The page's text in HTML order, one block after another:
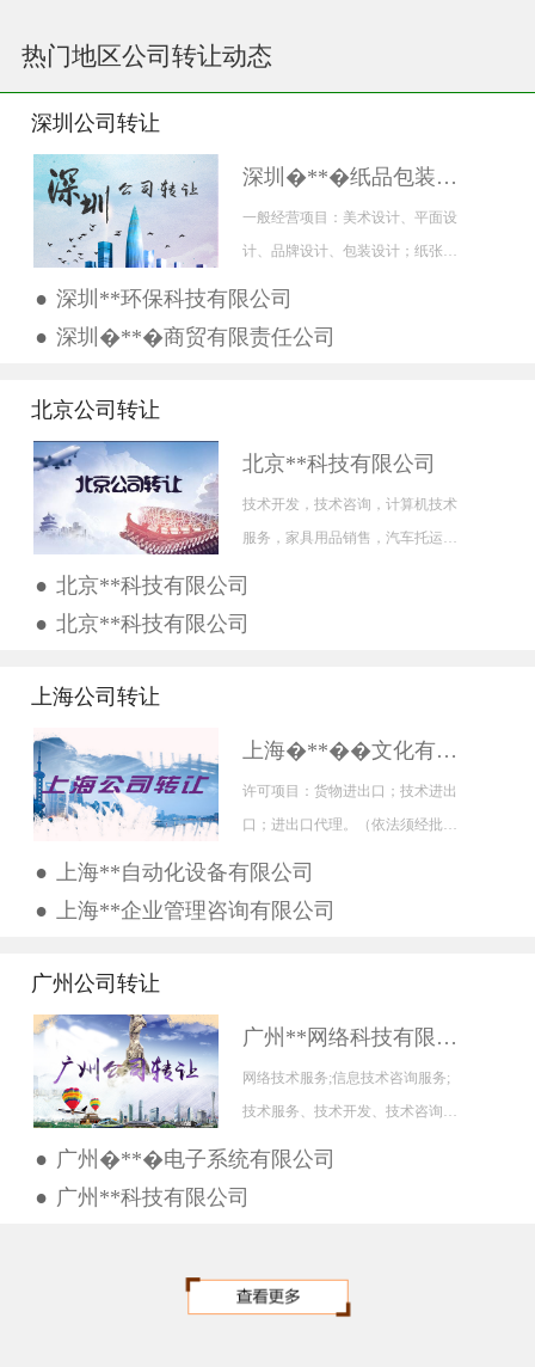
热门地区公司转让动态
深圳公司转让
深圳�**�纸品包装有限公司
一般经营项目：美术设计、平面设
计、品牌设计、包装设计；纸张、
• 深圳**环保科技有限公司
• 深圳�**�商贸有限责任公司
北京公司转让
北京**科技有限公司
技术开发，技术咨询，计算机技术
服务，家具用品销售，汽车托运，
• 北京**科技有限公司
• 北京**科技有限公司
上海公司转让
上海�**��文化有限公司
许可项目：货物进出口；技术进出
口；进出口代理。（依法须经批准
• 上海**自动化设备有限公司
• 上海**企业管理咨询有限公司
广州公司转让
广州**网络科技有限公司
网络技术服务;信息技术咨询服务;
技术服务、技术开发、技术咨询、
• 广州�**�电子系统有限公司
• 广州**科技有限公司